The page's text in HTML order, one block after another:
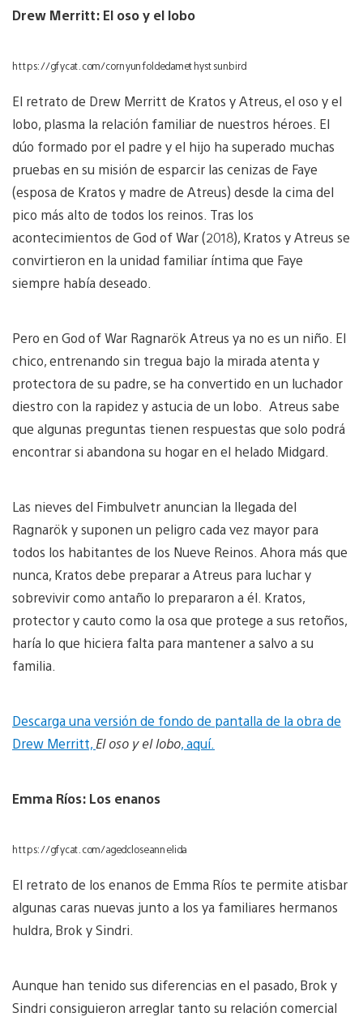
Drew Merritt: El oso y el lobo
https://gfycat.com/cornyunfoldedamethystsunbird
El retrato de Drew Merritt de Kratos y Atreus, el oso y el
lobo, plasma la relación familiar de nuestros héroes. El
dúo formado por el padre y el hijo ha superado muchas
pruebas en su misión de esparcir las cenizas de Faye
(esposa de Kratos y madre de Atreus) desde la cima del
pico más alto de todos los reinos. Tras los
acontecimientos de God of War (2018), Kratos y Atreus se
convirtieron en la unidad familiar íntima que Faye
siempre había deseado.
Pero en God of War Ragnarök Atreus ya no es un niño. El
chico, entrenando sin tregua bajo la mirada atenta y
protectora de su padre, se ha convertido en un luchador
diestro con la rapidez y astucia de un lobo. Atreus sabe
que algunas preguntas tienen respuestas que solo podrá
encontrar si abandona su hogar en el helado Midgard.
Las nieves del Fimbulvetr anuncian la llegada del
Ragnarök y suponen un peligro cada vez mayor para
todos los habitantes de los Nueve Reinos. Ahora más que
nunca, Kratos debe preparar a Atreus para luchar y
sobrevivir como antaño lo prepararon a él. Kratos,
protector y cauto como la osa que protege a sus retoños,
haría lo que hiciera falta para mantener a salvo a su
familia.
Descarga una versión de fondo de pantalla de la obra de
Drew Merritt, El oso y el lobo, aquí.
Emma Ríos: Los enanos
https://gfycat.com/agedcloseannelida
El retrato de los enanos de Emma Ríos te permite atisbar
algunas caras nuevas junto a los ya familiares hermanos
huldra, Brok y Sindri.
Aunque han tenido sus diferencias en el pasado, Brok y
Sindri consiguieron arreglar tanto su relación comercial